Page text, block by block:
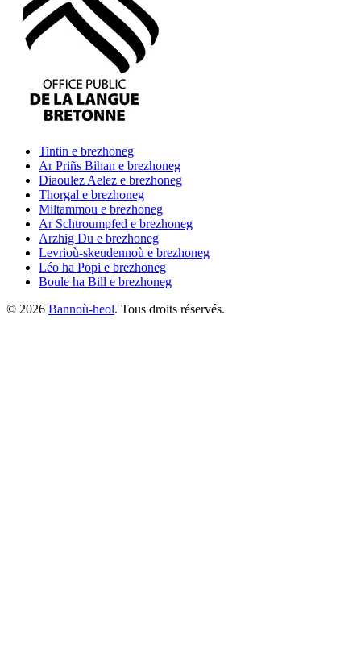
Tintin e brezhoneg
Ar Priñs Bihan e brezhoneg
Diaoulez Aelez e brezhoneg
Thorgal e brezhoneg
Miltammou e brezhoneg
Ar Schtroumpfed e brezhoneg
Arzhig Du e brezhoneg
Levrioù-skeudennoù e brezhoneg
Léo ha Popi e brezhoneg
Boule ha Bill e brezhoneg
© 2026 Bannoù-heol. Tous droits réservés.